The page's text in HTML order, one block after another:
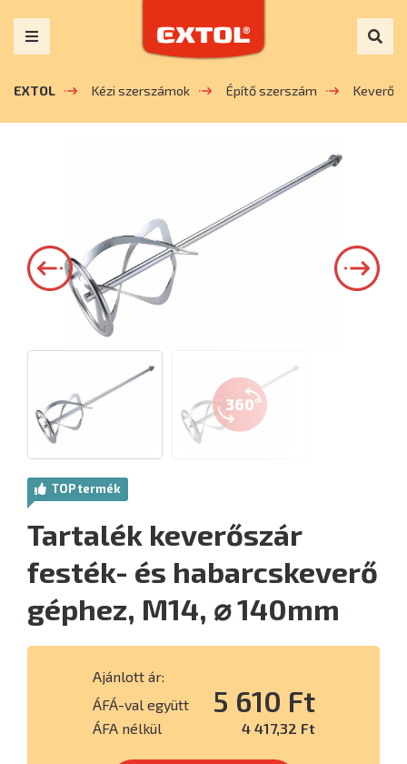
EXTOL Kézi szerszámok Építő szerszám Keverő
360°
TOP termék
Tartalék keverőszár
festék- és habarcskeverő
géphez, M14, ⌀ 140mm
Ajánlott ár:
ÁFÁ-val együtt
5 610 Ft
ÁFA nélkül 4 417,32 Ft